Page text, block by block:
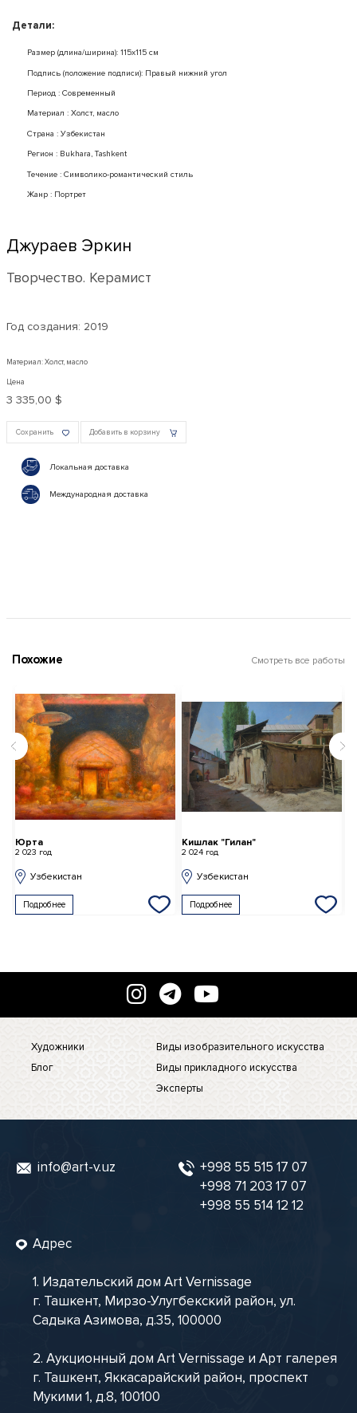
Детали:
Размер (длина/ширина): 115x115 см
Подпись (положение подписи): Правый нижний угол
Период : Современный
Mатериал : Холст, масло
Страна : Узбекистан
Регион : Bukhara, Tashkent
Течение : Символико-романтический стиль
Жанр : Портрет
Джураев Эркин
Творчество. Керамист
Год создания: 2019
Материал: Холст, масло
Цена
3 335,00 $
Сохранить Добавить в корзину
Локальная доставка
Международная доставка
Похожие Смотреть все работы
Юрта
2 023 год
Узбекистан
Подробнее
Кишлак "Гилан"
2 024 год
Узбекистан
Подробнее
Художники
Блог
Виды изобразительного искусства
Виды прикладного искусства
Эксперты
info@art-v.uz
+998 55 515 17 07
+998 71 203 17 07
+998 55 514 12 12
Адрес
1. Издательский дом Art Vernissage
г. Ташкент, Мирзо-Улугбекский район, ул.
Садыка Азимова, д.35, 100000
2. Аукционный дом Art Vernissage и Арт галерея
г. Ташкент, Яккасарайский район, проспект
Мукими 1, д.8, 100100